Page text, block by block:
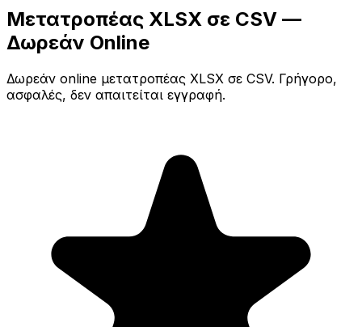
Μετατροπέας XLSX σε CSV —
Δωρεάν Online
Δωρεάν online μετατροπέας XLSX σε CSV. Γρήγορο,
ασφαλές, δεν απαιτείται εγγραφή.